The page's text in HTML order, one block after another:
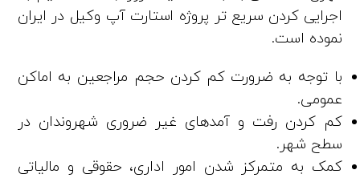
اجرایی کردن سریع تر پروژه استارت آپ وکیل در ایران
نموده است.
با توجه به ضرورت کم کردن حجم مراجعین به اماکن
عمومی.
کم کردن رفت و آمدهای غیر ضروری شهروندان در
سطح شهر.
کمک به متمرکز شدن امور اداری، حقوقی و مالیاتی